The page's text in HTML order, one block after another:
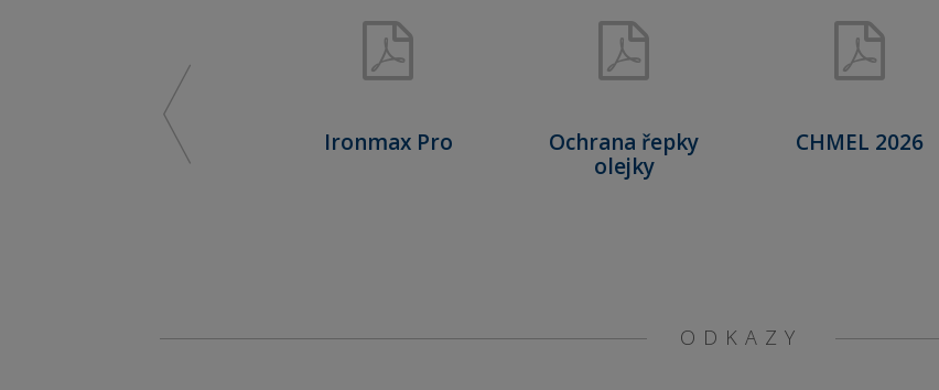
ZELENINA 2026 Ironmax Pro
Ochrana řepky
olejky
CHMEL 2026
ODKAZY